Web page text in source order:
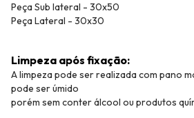
Peça Sub lateral - 30x50
Peça Lateral - 30x30
Limpeza após fixação:
A limpeza pode ser realizada com pano
pode ser úmido
porém sem conter álcool ou produtos